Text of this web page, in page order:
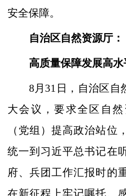
安全保障。
自治区自然资源厅：
高质量保障发展高水
8月31日，自治区自
大会议，要求全区自
（党组）提高政治站位
统一到习近平总书记在
府、兵团工作汇报时的
在新征程上牢记嘱托、